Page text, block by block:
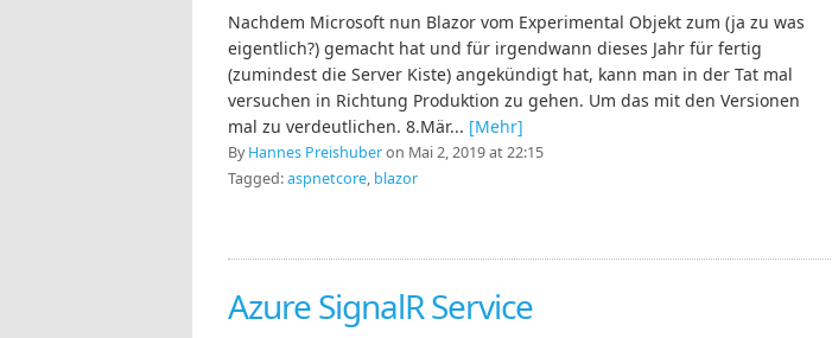
Nachdem Microsoft nun Blazor vom Experimental Objekt zum (ja zu was
eigentlich?) gemacht hat und für irgendwann dieses Jahr für fertig
(zumindest die Server Kiste) angekündigt hat, kann man in der Tat mal
versuchen in Richtung Produktion zu gehen. Um das mit den Versionen
mal zu verdeutlichen. 8.Mär... [Mehr]
ByHannes Preishuberon Mai 2, 2019 at 22:15
Tagged:aspnetcore, blazor
Azure SignalR Service